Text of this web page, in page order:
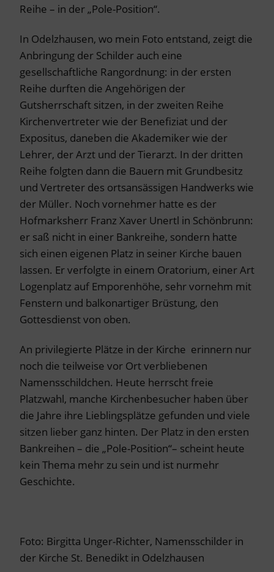
Reihe – in der „Pole-Position“.
In Odelzhausen, wo mein Foto entstand, zeigt die
Anbringung der Schilder auch eine
gesellschaftliche Rangordnung: in der ersten
Reihe durften die Angehörigen der
Gutsherrschaft sitzen, in der zweiten Reihe
Kirchenvertreter wie der Benefiziat und der
Expositus, daneben die Akademiker wie der
Lehrer, der Arzt und der Tierarzt. In der dritten
Reihe folgten dann die Bauern mit Grundbesitz
und Vertreter des ortsansässigen Handwerks wie
der Müller. Noch vornehmer hatte es der
Hofmarksherr Franz Xaver Unertl in Schönbrunn:
er saß nicht in einer Bankreihe, sondern hatte
sich einen eigenen Platz in seiner Kirche bauen
lassen. Er verfolgte in einem Oratorium, einer Art
Logenplatz auf Emporenhöhe, sehr vornehm mit
Fenstern und balkonartiger Brüstung, den
Gottesdienst von oben.
An privilegierte Plätze in der Kirche erinnern nur
noch die teilweise vor Ort verbliebenen
Namensschildchen. Heute herrscht freie
Platzwahl, manche Kirchenbesucher haben über
die Jahre ihre Lieblingsplätze gefunden und viele
sitzen lieber ganz hinten. Der Platz in den ersten
Bankreihen – die „Pole-Position“– scheint heute
kein Thema mehr zu sein und ist nurmehr
Geschichte.
Foto: Birgitta Unger-Richter, Namensschilder in
der Kirche St. Benedikt in Odelzhausen